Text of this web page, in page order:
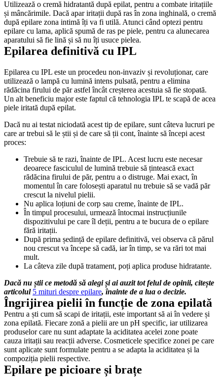
Utilizează o cremă hidratantă după epilat, pentru a combate iritațiile
și mâncărimile. Dacă apar iritații după ras în zona inghinală, o cremă
după epilare zona intimă îți va fi utilă. Atunci când optezi pentru
epilare cu lama, aplică spumă de ras pe piele, pentru ca alunecarea
aparatului să fie lină și să nu îți usuce pielea.
Epilarea definitivă cu IPL
Epilarea cu IPL este un procedeu non-invaziv și revoluționar, care
utilizează o lampă cu lumină intens pulsată, pentru a elimina
rădăcina firului de păr astfel încât creșterea acestuia să fie stopată.
Un alt beneficiu major este faptul că tehnologia IPL te scapă de acea
piele iritată după epilat.
Dacă nu ai testat niciodată acest tip de epilare, sunt câteva lucruri pe
care ar trebui să le știi și de care să ții cont, înainte să începi acest
proces:
Trebuie să te razi, înainte de IPL. Acest lucru este necesar
deoarece fasciculul de lumină trebuie să țintească exact
rădăcina firului de păr, pentru a o distruge. Mai exact, în
momentul în care folosești aparatul nu trebuie să se vadă păr
crescut la nivelul pielii.
Nu aplica loțiuni de corp sau creme, înainte de IPL.
În timpul procesului, urmează întocmai instrucțiunile
dispozitivului pe care îl deții, pentru a te bucura de o epilare
fără iritații.
După prima ședință de epilare definitivă, vei observa că părul
nou crescut va începe să cadă, iar în timp, se va rări tot mai
mult.
La câteva zile după tratament, poți aplica produse hidratante.
Dacă nu știi ce metodă să alegi și ai auzit tot felul de opinii, citește
articolul 5 mituri despre epilare, înainte de a lua o decizie.
Îngrijirea pielii în funcție de zona epilată
Pentru a ști cum să scapi de iritații, este important să ai în vedere și
zona epilată. Fiecare zonă a pielii are un pH specific, iar utilizarea
produselor care nu sunt adaptate la aciditatea acelei zone poate
cauza iritații sau reacții adverse. Cosmeticele specifice zonei pe care
sunt aplicate sunt formulate pentru a se adapta la aciditatea și la
compoziția pielii respective.
Epilare pe picioare și brațe